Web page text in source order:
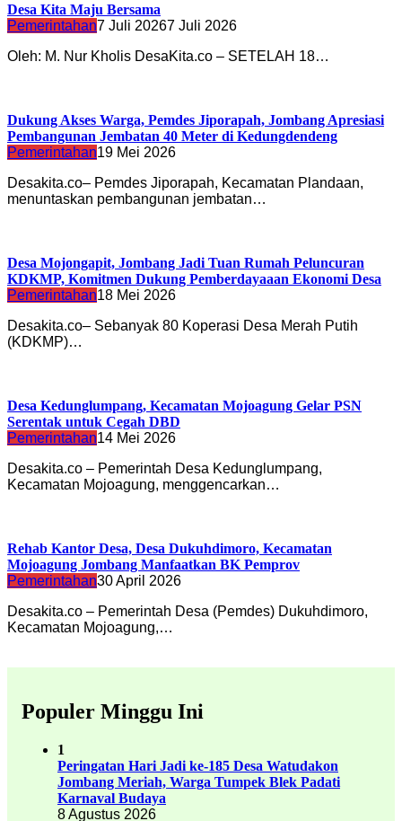
Desa Kita Maju Bersama
Pemerintahan7 Juli 20267 Juli 2026
Oleh: M. Nur Kholis DesaKita.co – SETELAH 18…
Dukung Akses Warga, Pemdes Jiporapah, Jombang Apresiasi
Pembangunan Jembatan 40 Meter di Kedungdendeng
Pemerintahan19 Mei 2026
Desakita.co– Pemdes Jiporapah, Kecamatan Plandaan,
menuntaskan pembangunan jembatan…
Desa Mojongapit, Jombang Jadi Tuan Rumah Peluncuran
KDKMP, Komitmen Dukung Pemberdayaaan Ekonomi Desa
Pemerintahan18 Mei 2026
Desakita.co– Sebanyak 80 Koperasi Desa Merah Putih
(KDKMP)…
Desa Kedunglumpang, Kecamatan Mojoagung Gelar PSN
Serentak untuk Cegah DBD
Pemerintahan14 Mei 2026
Desakita.co – Pemerintah Desa Kedunglumpang,
Kecamatan Mojoagung, menggencarkan…
Rehab Kantor Desa, Desa Dukuhdimoro, Kecamatan
Mojoagung Jombang Manfaatkan BK Pemprov
Pemerintahan30 April 2026
Desakita.co – Pemerintah Desa (Pemdes) Dukuhdimoro,
Kecamatan Mojoagung,…
Populer Minggu Ini
1
Peringatan Hari Jadi ke-185 Desa Watudakon
Jombang Meriah, Warga Tumpek Blek Padati
Karnaval Budaya
8 Agustus 2026